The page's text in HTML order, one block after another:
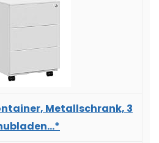
Metallschrank, 3